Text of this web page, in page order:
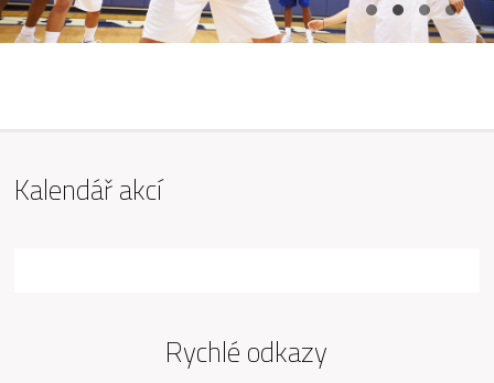
Kalendář akcí
Rychlé odkazy